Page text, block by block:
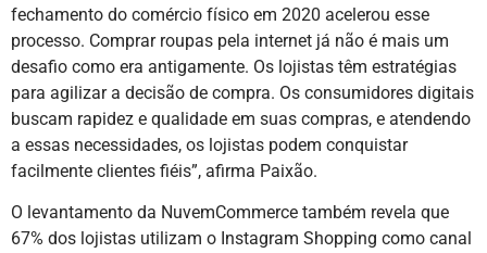
fechamento do comércio físico em 2020 acelerou esse
processo. Comprar roupas pela internet já não é mais um
desafio como era antigamente. Os lojistas têm estratégias
para agilizar a decisão de compra. Os consumidores digitais
buscam rapidez e qualidade em suas compras, e atendendo
a essas necessidades, os lojistas podem conquistar
facilmente clientes fiéis”, afirma Paixão.
O levantamento da NuvemCommerce também revela que
67% dos lojistas utilizam o Instagram Shopping como canal